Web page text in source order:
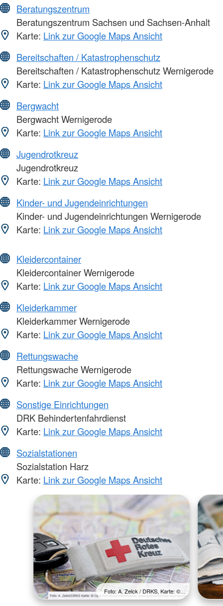
Beratungszentrum
Beratungszentrum Sachsen und Sachsen-Anhalt
Karte: Link zur Google Maps Ansicht
Bereitschaften / Katastrophenschutz
Bereitschaften / Katastrophenschutz Wernigerode
Karte: Link zur Google Maps Ansicht
Bergwacht
Bergwacht Wernigerode
Karte: Link zur Google Maps Ansicht
Jugendrotkreuz
Jugendrotkreuz
Karte: Link zur Google Maps Ansicht
Kinder- und Jugendeinrichtungen
Kinder- und Jugendeinrichtungen Wernigerode
Karte: Link zur Google Maps Ansicht
Kleidercontainer
Kleidercontainer Wernigerode
Karte: Link zur Google Maps Ansicht
Kleiderkammer
Kleiderkammer Wernigerode
Karte: Link zur Google Maps Ansicht
Rettungswache
Rettungswache Wernigerode
Karte: Link zur Google Maps Ansicht
Sonstige Einrichtungen
DRK Behindertenfahrdienst
Karte: Link zur Google Maps Ansicht
Sozialstationen
Sozialstation Harz
Karte: Link zur Google Maps Ansicht
Foto: A. Zelck / DRKS, Karte: ©…